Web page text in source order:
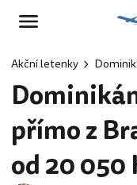
Akční letenky
přímo z
od 20 050